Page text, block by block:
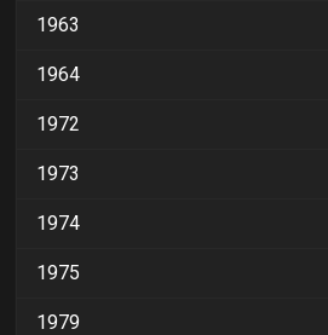
1963
1964
1972
1973
1974
1975
1979